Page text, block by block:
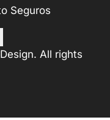
Seguros
. All rights